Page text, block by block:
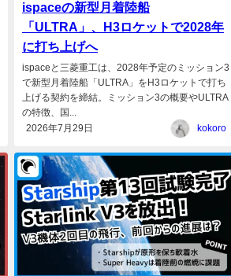
ispaceの新型月着陸船
「ULTRA」、H3ロケットで2028年
に打ち上げへ
ispaceと三菱重工は、2028年予定のミッション3
で新型月着陸船「ULTRA」をH3ロケットで打ち
上げる契約を締結。ミッション3の概要やULTRA
の特徴、国...
2026年7月29日
kokoro